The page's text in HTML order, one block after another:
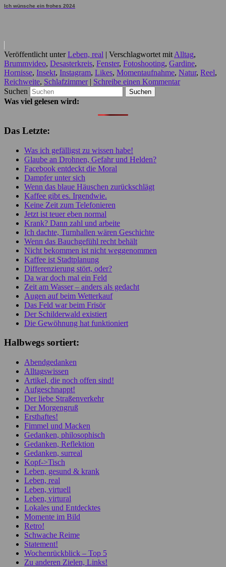
Ich wünsche ein frohes 2024
Veröffentlicht unter Leben, real | Verschlagwortet mit Alltag,
Brummvideo, Desasterkreis, Fenster, Fotoshooting, Gardine,
Hornisse, Insekt, Instagram, Likes, Momentaufnahme, Natur, Reel,
Reichweite, Schlafzimmer | Schreibe einen Kommentar
Suchen
Was viel gelesen wird:
Das Letzte:
Was ich gefälligst zu wissen habe!
Glaube an Drohnen, Gefahr und Helden?
Facebook entdeckt die Moral
Dampfer unter sich
Wenn das blaue Häuschen zurückschlägt
Kaffee gibt es. Irgendwie.
Keine Zeit zum Telefonieren
Jetzt ist teuer eben normal
Krank? Dann zahl und arbeite
Ich dachte, Turnhallen wären Geschichte
Wenn das Bauchgefühl recht behält
Nicht bekommen ist nicht weggenommen
Kaffee ist Stadtplanung
Differenzierung stört, oder?
Da war doch mal ein Feld
Zeit am Wasser – anders als gedacht
Augen auf beim Wetterkauf
Das Feld war beim Frisör
Der Schilderwald existiert
Die Gewöhnung hat funktioniert
Halbwegs sortiert:
Abendgedanken
Alltagswissen
Artikel, die noch offen sind!
Aufgeschnappt!
Der liebe Straßenverkehr
Der Morgengruß
Ersthaftes!
Fimmel und Macken
Gedanken, philosophisch
Gedanken, Reflektion
Gedanken, surreal
Kopf->Tisch
Leben, gesund & krank
Leben, real
Leben, virtuell
Leben, virtural
Lokales und Entdecktes
Momente im Bild
Retro!
Schwache Reime
Statement!
Wochenrückblick – Top 5
Zu anderen Zielen, Links!